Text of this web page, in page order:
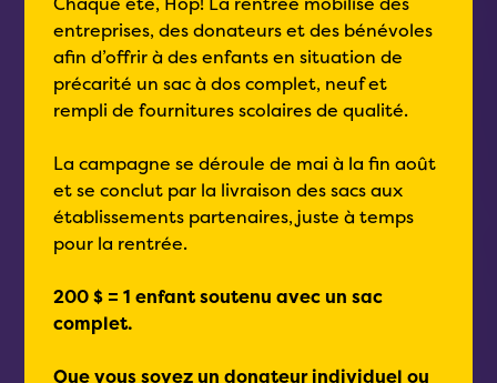
entreprises, des donateurs et des bénévoles
afin d’offrir à des enfants en situation de
précarité un sac à dos complet, neuf et
rempli de fournitures scolaires de qualité.
La campagne se déroule de mai à la fin août
et se conclut par la livraison des sacs aux
établissements partenaires, juste à temps
pour la rentrée.
200 $ = 1 enfant soutenu avec un sac
complet.
Que vous soyez un donateur individuel ou